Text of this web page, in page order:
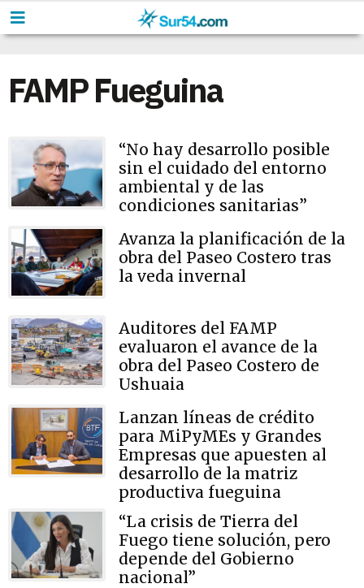
FAMP Fueguina
“No hay desarrollo posible
sin el cuidado del entorno
ambiental y de las
condiciones sanitarias”
Avanza la planificación de la
obra del Paseo Costero tras
la veda invernal
Auditores del FAMP
evaluaron el avance de la
obra del Paseo Costero de
Ushuaia
Lanzan líneas de crédito
para MiPyMEs y Grandes
Empresas que apuesten al
desarrollo de la matriz
productiva fueguina
“La crisis de Tierra del
Fuego tiene solución, pero
depende del Gobierno
nacional”